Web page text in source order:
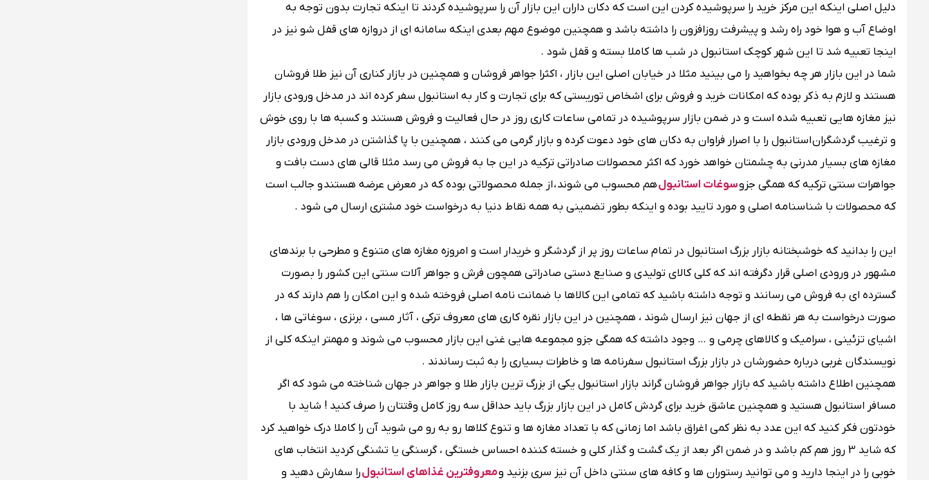
دلیل اصلی اینکه این مرکز خرید را سرپوشیده کردن این است که دکان داران این بازار آن را سرپوشیده کردند تا اینکه تجارت بدون توجه به
اوضاع آب و هوا خود راه رشد و پیشرفت روزافزون را داشته باشد و همچنین موضوع مهم بعدی اینکه سامانه ای از دروازه های قفل شو نیز در
اینجا تعبیه شد تا این شهر کوچک استانبول در شب ها کاملا بسته و قفل شود .
شما در این بازار هر چه بخواهید را می بینید مثلا در خیابان اصلی این بازار ، اکثرا جواهر فروشان و همچنین در بازار کناری آن نیز طلا فروشان
هستند و لازم به ذکر بوده که امکانات خرید و فروش برای اشخاص توریستی که برای تجارت و کار به استانبول سفر کرده اند در مدخل ورودی بازار
نیز مغازه هایی تعبیه شده است و در ضمن بازار سرپوشیده در تمامی ساعات کاری روز در حال فعالیت و فروش هستند و کسبه ها با روی خوش
و ترغیب گردشگران استانبول را با اصرار فراوان به دکان های خود دعوت کرده و بازار گرمی می کنند ، همچنین با پا گذاشتن در مدخل ورودی بازار
مغازه های بسیار مدرنی به چشمتان خواهد خورد که اکثر محصولات صادراتی ترکیه در این جا به فروش می رسد مثلا قالی های دست بافت و
جواهرات سنتی ترکیه که همگی جزوسوغات استانبولهم محسوب می شوند ، از جمله محصولاتی بوده که در معرض عرضه هستند و جالب است
که محصولات با شناسنامه اصلی و مورد تایید بوده و اینکه بطور تضمینی به همه نقاط دنیا به درخواست خود مشتری ارسال می شود .
این را بدانید که خوشبختانه بازار بزرگ استانبول در تمام ساعات روز پر از گردشگر و خریدار است و امروزه مغازه‌ های متنوع و مطرحی با برندهای
مشهور در ورودی اصلی قرار دگرفته اند که کلی کالای تولیدی و صنایع دستی صادراتی همچون فرش و جواهر آلات سنتی این کشور را بصورت
گسترده ای به فروش می رسانند و توجه داشته باشید که تمامی این کالاها با ضمانت ‌نامه اصلی فروخته شده و این امکان را هم دارند که در
صورت درخواست به هر نقطه ‌ای از جهان نیز ارسال شوند ، همچنین در این بازار نقره ‌کاری ‌های معروف ترکی ، آثار مسی ، برنزی ، سوغاتی‌ ها ،
اشیای تزئینی ، سرامیک و کالاهای چرمی و … وجود داشته که همگی جزو مجموعه ‌هایی غنی این بازار محسوب می شوند و مهمتر اینکه کلی از
نویسندگان غربی درباره حضورشان در بازار بزرگ استانبول سفرنامه ‌ها و خاطرات بسیاری را به ثبت رساندند .
همچنین اطلاع داشته باشید که بازار جواهر فروشان گراند بازار استانبول یکی از بزرگ ‌ترین بازار طلا و جواهر در جهان شناخته می شود که اگر
مسافر استانبول هستید و همچنین عاشق خرید برای گردش کامل در این بازار بزرگ باید حداقل سه روز کامل وقتتان را صرف کنید ! شاید با
خودتون فکر کنید که این عدد به نظر کمی اغراق باشد اما زمانی که با تعداد مغازه ها و تنوع کلاها رو به ‌رو می شوید آن را کاملا درک خواهید کرد
که شاید 3 روز هم کم باشد و در ضمن اگر بعد از یک گشت و گذار کلی و خسته کننده احساس خستگی ، گرسنگی یا تشنگی کردید انتخاب های
خوبی را در اینجا دارید و می توانید رستوران‌ ها و کافه های سنتی داخل آن نیز سری بزنید ومعروفترین غذاهای استانبولرا سفارش دهید و